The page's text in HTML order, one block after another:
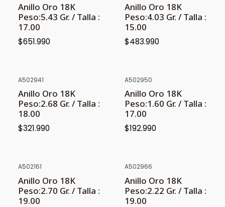
Anillo Oro 18K
Peso:5.43 Gr. / Talla :
17.00
$651.990
Anillo Oro 18K
Peso:4.03 Gr. / Talla :
15.00
$483.990
A502941
Anillo Oro 18K
Peso:2.68 Gr. / Talla :
18.00
$321.990
A502950
Anillo Oro 18K
Peso:1.60 Gr. / Talla :
17.00
$192.990
PROXIMAMENTE
A502161
Anillo Oro 18K
Peso:2.70 Gr. / Talla :
19.00
A502966
Anillo Oro 18K
Peso:2.22 Gr. / Talla :
19.00